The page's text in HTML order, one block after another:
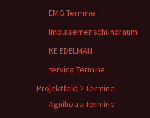
EMG Termine
Impulsemenschundraum
KE EDELMAN
tervica Termine
Projektfeld 2 Termine
Agnihotra Termine